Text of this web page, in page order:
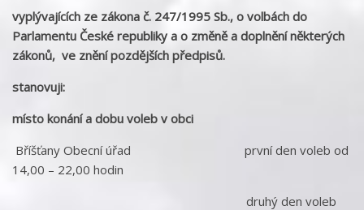
vyplývajících ze zákona č. 247/1995 Sb., o volbách do
Parlamentu České republiky a o změně a doplnění některých
zákonů, ve znění pozdějších předpisů.
stanovuji:
místo konání a dobu voleb v obci
Bříšťany Obecní úřad první den voleb od
14,00 – 22,00 hodin
druhý den voleb